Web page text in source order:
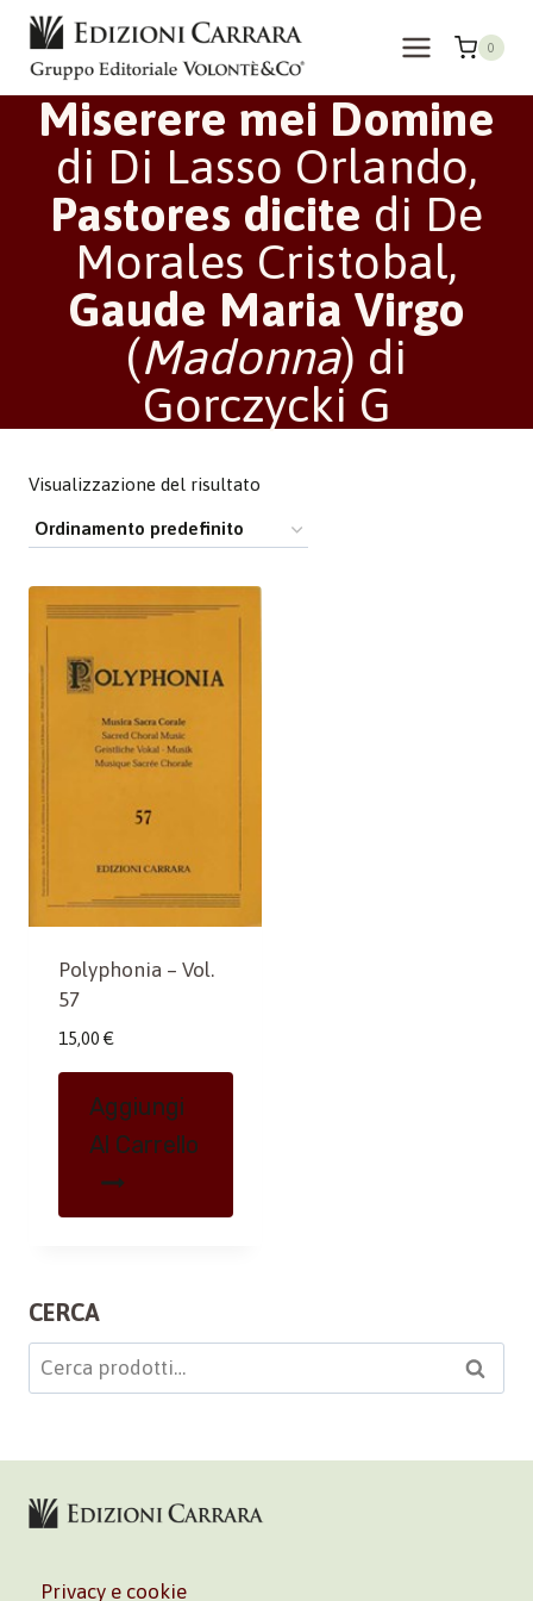
Salta
contenuto
0
Miserere mei Domine
di Di Lasso Orlando,
Pastores dicite di De
Morales Cristobal,
Gaude Maria Virgo
(Madonna) di
Gorczycki G
Visualizzazione del risultato
Polyphonia – Vol.
57
15,00 €
Aggiungi
Al Carrello
CERCA
Cerca: Cerca
Privacy e cookie